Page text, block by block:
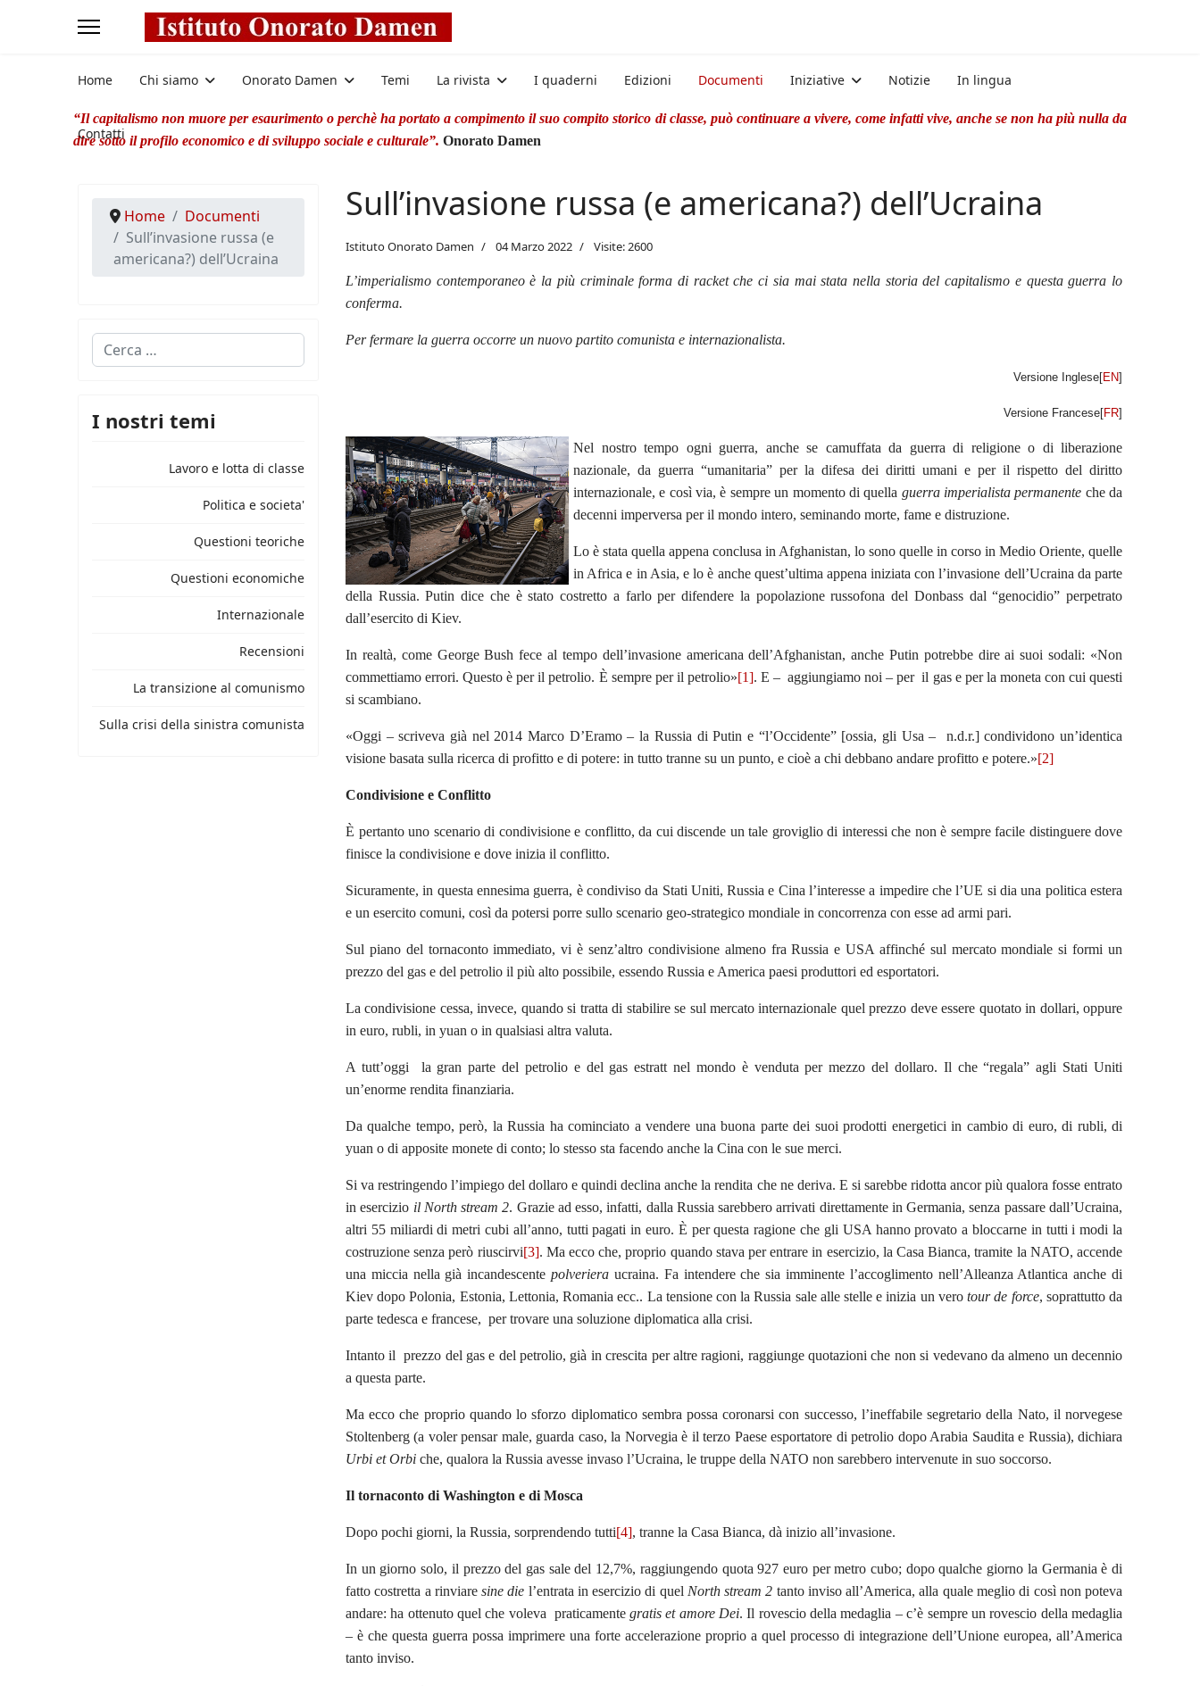
Home Chi siamo Onorato Damen Temi La rivista I quaderni Edizioni Documenti Iniziative Notizie In lingua
Contatti
“Il capitalismo non muore per esaurimento o perchè ha portato a compimento il suo compito storico di classe, può continuare a vivere, come infatti vive, anche se non ha più nulla da
dire sotto il profilo economico e di sviluppo sociale e culturale”. Onorato Damen
Home
Documenti
Sull’invasione russa (e
americana?) dell’Ucraina
Cerca
I nostri temi
Lavoro e lotta di classe
Politica e societa'
Questioni teoriche
Questioni economiche
Internazionale
Recensioni
La transizione al comunismo
Sulla crisi della sinistra comunista
Sull’invasione russa (e americana?) dell’Ucraina
Istituto Onorato Damen 04 Marzo 2022 Visite: 2600
L’imperialismo contemporaneo è la più criminale forma di racket che ci sia mai stata nella storia del capitalismo e questa guerra lo
conferma.
Per fermare la guerra occorre un nuovo partito comunista e internazionalista.
Versione Inglese[EN]
Versione Francese[FR]
Nel nostro tempo ogni guerra, anche se camuffata da guerra di religione o di liberazione
nazionale, da guerra “umanitaria” per la difesa dei diritti umani e per il rispetto del diritto
internazionale, e così via, è sempre un momento di quella guerra imperialista permanente che da
decenni imperversa per il mondo intero, seminando morte, fame e distruzione.
Lo è stata quella appena conclusa in Afghanistan, lo sono quelle in corso in Medio Oriente, quelle
in Africa e in Asia, e lo è anche quest’ultima appena iniziata con l’invasione dell’Ucraina da parte
della Russia. Putin dice che è stato costretto a farlo per difendere la popolazione russofona del Donbass dal “genocidio” perpetrato
dall’esercito di Kiev.
In realtà, come George Bush fece al tempo dell’invasione americana dell’Afghanistan, anche Putin potrebbe dire ai suoi sodali: «Non
commettiamo errori. Questo è per il petrolio. È sempre per il petrolio»[1]. E – aggiungiamo noi – per il gas e per la moneta con cui questi
si scambiano.
«Oggi – scriveva già nel 2014 Marco D’Eramo – la Russia di Putin e “l’Occidente” [ossia, gli Usa – n.d.r.] condividono un’identica
visione basata sulla ricerca di profitto e di potere: in tutto tranne su un punto, e cioè a chi debbano andare profitto e potere.»[2]
Condivisione e Conflitto
È pertanto uno scenario di condivisione e conflitto, da cui discende un tale groviglio di interessi che non è sempre facile distinguere dove
finisce la condivisione e dove inizia il conflitto.
Sicuramente, in questa ennesima guerra, è condiviso da Stati Uniti, Russia e Cina l’interesse a impedire che l’UE si dia una politica estera
e un esercito comuni, così da potersi porre sullo scenario geo-strategico mondiale in concorrenza con esse ad armi pari.
Sul piano del tornaconto immediato, vi è senz’altro condivisione almeno fra Russia e USA affinché sul mercato mondiale si formi un
prezzo del gas e del petrolio il più alto possibile, essendo Russia e America paesi produttori ed esportatori.
La condivisione cessa, invece, quando si tratta di stabilire se sul mercato internazionale quel prezzo deve essere quotato in dollari, oppure
in euro, rubli, in yuan o in qualsiasi altra valuta.
A tutt’oggi la gran parte del petrolio e del gas estratt nel mondo è venduta per mezzo del dollaro. Il che “regala” agli Stati Uniti
un’enorme rendita finanziaria.
Da qualche tempo, però, la Russia ha cominciato a vendere una buona parte dei suoi prodotti energetici in cambio di euro, di rubli, di
yuan o di apposite monete di conto; lo stesso sta facendo anche la Cina con le sue merci.
Si va restringendo l’impiego del dollaro e quindi declina anche la rendita che ne deriva. E si sarebbe ridotta ancor più qualora fosse entrato
in esercizio il North stream 2. Grazie ad esso, infatti, dalla Russia sarebbero arrivati direttamente in Germania, senza passare dall’Ucraina,
altri 55 miliardi di metri cubi all’anno, tutti pagati in euro. È per questa ragione che gli USA hanno provato a bloccarne in tutti i modi la
costruzione senza però riuscirvi[3]. Ma ecco che, proprio quando stava per entrare in esercizio, la Casa Bianca, tramite la NATO, accende
una miccia nella già incandescentepolveriera ucraina. Fa intendere che sia imminente l’accoglimento nell’Alleanza Atlantica anche di
Kiev dopo Polonia, Estonia, Lettonia, Romania ecc.. La tensione con la Russia sale alle stelle e inizia un verotour de force, soprattutto da
parte tedesca e francese, per trovare una soluzione diplomatica alla crisi.
Intanto il prezzo del gas e del petrolio, già in crescita per altre ragioni, raggiunge quotazioni che non si vedevano da almeno un decennio
a questa parte.
Ma ecco che proprio quando lo sforzo diplomatico sembra possa coronarsi con successo, l’ineffabile segretario della Nato, il norvegese
Stoltenberg (a voler pensar male, guarda caso, la Norvegia è il terzo Paese esportatore di petrolio dopo Arabia Saudita e Russia), dichiara
Urbi et Orbi che, qualora la Russia avesse invaso l’Ucraina, le truppe della NATO non sarebbero intervenute in suo soccorso.
Il tornaconto di Washington e di Mosca
Dopo pochi giorni, la Russia, sorprendendo tutti[4], tranne la Casa Bianca, dà inizio all’invasione.
In un giorno solo, il prezzo del gas sale del 12,7%, raggiungendo quota 927 euro per metro cubo; dopo qualche giorno la Germania è di
fatto costretta a rinviaresine die l’entrata in esercizio di quel North stream 2 tanto inviso all’America, alla quale meglio di così non poteva
andare: ha ottenuto quel che voleva praticamente gratis et amore Dei. Il rovescio della medaglia – c’è sempre un rovescio della medaglia
– è che questa guerra possa imprimere una forte accelerazione proprio a quel processo di integrazione dell’Unione europea, all’America
tanto inviso.